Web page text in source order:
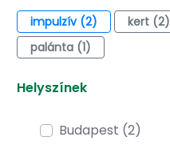
impulzív (2) kert (2)
palánta (1)
Helyszínek
Budapest (2)